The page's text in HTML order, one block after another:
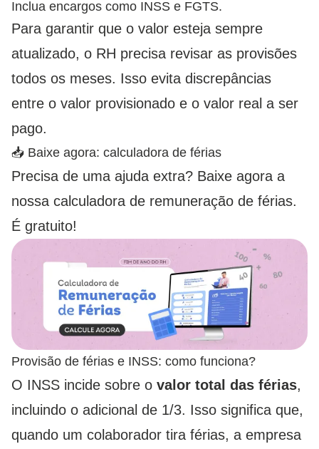
Inclua encargos como INSS e FGTS.
Para garantir que o valor esteja sempre
atualizado, o RH precisa revisar as provisões
todos os meses. Isso evita discrepâncias
entre o valor provisionado e o valor real a ser
pago.
📥 Baixe agora: calculadora de férias
Precisa de uma ajuda extra? Baixe agora a
nossa calculadora de remuneração de férias.
É gratuito!
Provisão de férias e INSS: como funciona?
O INSS incide sobre o valor total das férias,
incluindo o adicional de 1/3. Isso significa que,
quando um colaborador tira férias, a empresa